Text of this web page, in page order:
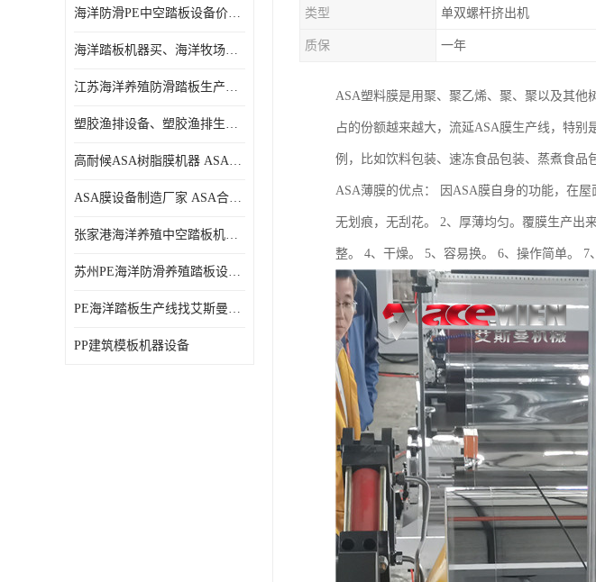
海洋防滑PE中空踏板设备价格、中空塑料海洋踏板设备价格
海洋踏板机器买、海洋牧场生产线买、塑料踏板设备买
江苏海洋养殖防滑踏板生产线、江苏海洋养殖防滑踏板设备
塑胶渔排设备、塑胶渔排生产线、海洋踏板设备
高耐候ASA树脂膜机器 ASA装饰流延薄膜机器
ASA膜设备制造厂家 ASA合成树脂瓦膜设备制造口碑厂家
张家港海洋养殖中空踏板机器价格、苏州专业生产制造PE塑胶渔排防滑踏板设备
苏州PE海洋防滑养殖踏板设备哪家专业、PE海洋防滑中空踏板生产线哪家专业
PE海洋踏板生产线找艾斯曼机械、海洋踏板机器找艾斯曼、PE防滑海洋养殖踏板设备价格
PP建筑模板机器设备
类型 单双螺杆挤出机
质保 一年
ASA塑料膜是用聚、聚乙烯、聚、聚以及其
占的份额越来越大，流延ASA膜生产线，特
例，比如饮料包装、速冻食品包装、蒸煮食品
ASA薄膜的优点： 因ASA膜自身的功能，在
无划痕，无刮花。 2、厚薄均匀。覆膜生产出
整。 4、干燥。 5、容易换。 6、操作简单。 7